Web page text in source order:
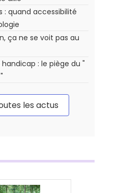
: quand accessibilité
ça ne se voit pas au
: le piège du "
les actus